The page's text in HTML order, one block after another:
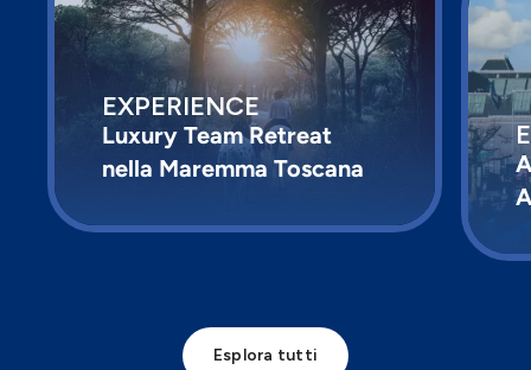
EXPERIENCE
Luxury Team Retreat
nella Maremma Toscana
Esplora tutti